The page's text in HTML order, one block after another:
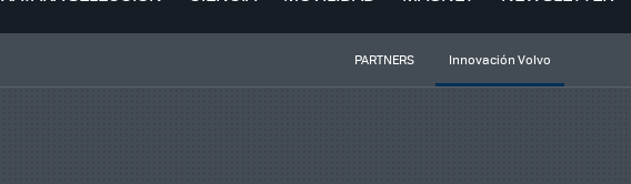
PARTNERS Innovación Volvo